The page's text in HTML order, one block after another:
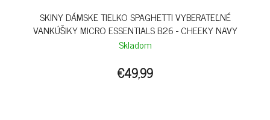
SKINY DÁMSKE TIELKO SPAGHETTI VYBERATEĽNÉ
VANKÚŠIKY MICRO ESSENTIALS B26 - CHEEKY NAVY
Skladom
€49,99